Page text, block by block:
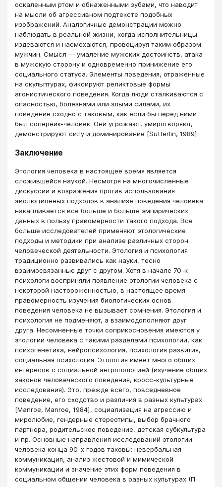
оскаленным ртом и обнаженными зубами, что наводит
на мысли об агрессивном подтексте подобных
изображений. Аналогичные демонстрации можно
наблюдать в реальной жизни, когда исполнительницы
издеваются и насмехаются, провоцируя таким образом
мужчин. Смысл — умаление мужских достоинств, атака
в мужскую сторону и одновременно принижение его
социального статуса. Элементы поведения, отраженные
на скульптурах, фиксируют реликтовые формы
агонистического поведения. Когда люди сталкиваются с
опасностью, болезнями или злыми силами, их
поведение сходно с таковым, как если бы перед ними
был соперник-человек. Они угрожают, умиротворяют,
демонстрируют силу и доминирование [Sutterlin, 1989].
Заключение
Этология человека в настоящее время является
сложившейся наукой. Несмотря на многочисленные
дискуссии и возражения против использования
эволюционных подходов в анализе поведения человека
накапливается все больше и больше эмпирических
данных в пользу правомерности такого подхода. Все
больше исследователей применяют этологические
подходы и методики при анализе различных сторон
человеческой деятельности. Этология и психология
традиционно развивались как науки, тесно
взаимосвязанные друг с другом. Хотя в начале 70-к
психологи восприняли появление этологии человека с
некоторой настороженностью, в настоящее время
правомерность изучения биологических основ
поведения человека не вызывает сомнения. Этология и
психология не подменяют, а взаимодополняют друг
друга. Несомненные точки соприкосновения имеются у
это­логии человека с такими разделами психологии, как
психогенетика, нейропсихология, психология развития,
социальная психология. Этология имеет много общих
интересов с социальной антропологией (изучение общих
законов человеческого поведения, кросс-культурные
исследования). Это, прежде всего, повседневное
поведение, его сходство и различия в разных культурах
[Manroe, Manroe, 1984], социализация на агрессию и
миролюбие, гендерные стереотипы, выбор брачного
партнера, родительское поведение, детская субкультура
и пр. Основные направления исследований этологии
человека конца 90-х годов таковы: невербальная
коммуникация, анализ жестовой и мимической
коммуникации и значение этих форм поведения в
социальном общении человека в разных культурах (П.